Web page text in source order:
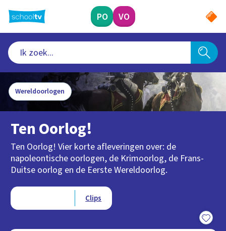
naar
hoofdinhoud
PO VO
Wereldoorlogen
Ten Oorlog!
Ten Oorlog! Vier korte afleveringen over: de
napoleontische oorlogen, de Krimoorlog, de Frans-
Duitse oorlog en de Eerste Wereldoorlog.
Type videos
Clips